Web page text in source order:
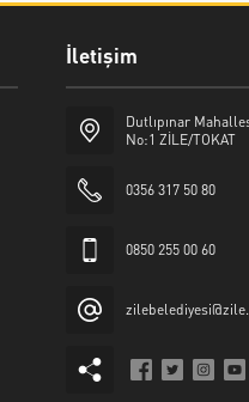
İletişim
Dutlıpınar
No:1 ZİLE/TOKAT
0356 317 50 80
0850 255 00 60